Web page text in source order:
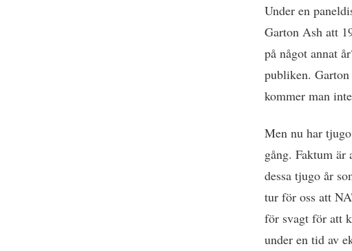
Under en
Garton Ash att
på något annat
publiken.
kommer man
Men nu har
gång. Faktum är
dessa tjugo år
tur för oss att
för svagt för att
under en tid av